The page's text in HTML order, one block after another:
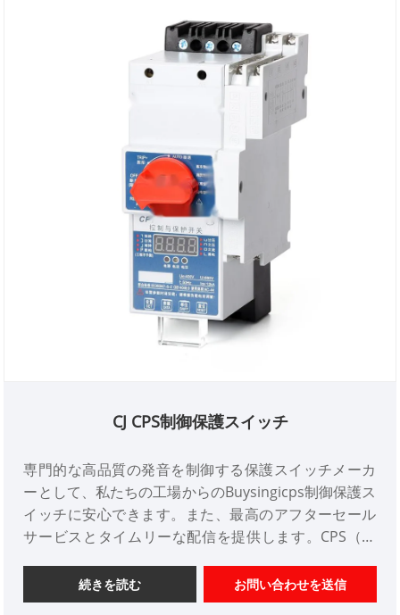
CJ CPS制御保護スイッチ
専門的な高品質の発音を制御する保護スイッチメーカ
ーとして、私たちの工場からのBuysingicps制御保護ス
イッチに安心できます。また、最高のアフターセール
サービスとタイムリーな配信を提供します。CPS（コ
電力電化製品です。1990年代の最新の研究開発です。
低電圧スイッチギアとコントロールギアパート6：多機
続きを読む お問い合わせを送信